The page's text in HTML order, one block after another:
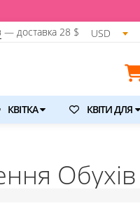
— доставка 28 $ USD
КВІТКА КВІТИ ДЛЯ
Обухів